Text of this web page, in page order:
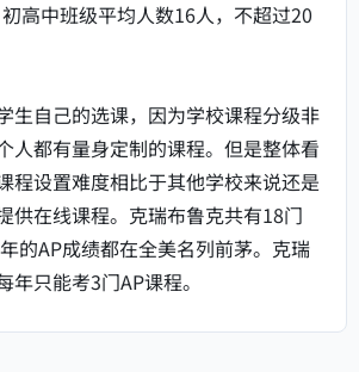
高中班级平均人数16人，不超过20
生自己的选课，因为学校课程分级非
人都有量身定制的课程。但是整体看
程设置难度相比于其他学校来说还是
供在线课程。克瑞布鲁克共有18门
的AP成绩都在全美名列前茅。克瑞
年只能考3门AP课程。